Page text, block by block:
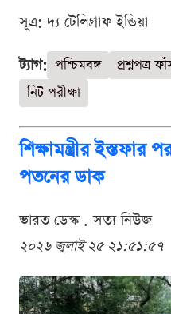
সূত্র: দ্য টেলিগ্রাফ ইন্ডিয়া
ট্যাগ: পশ্চিমবঙ্গ প্রশ্নপত্র
নিট পরীক্ষা
শিক্ষামন্ত্রীর ইস্তফার
পতনের ডাক
ভারত ডেস্ক . সত্য নিউজ
২০২৬ জুলাই ২৫ ২১:৫১:৫৭